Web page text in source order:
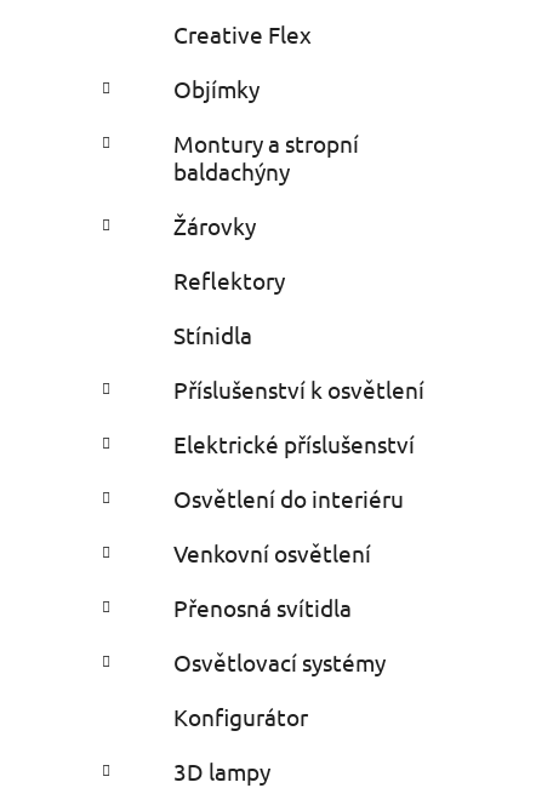
Creative Flex
Objímky
Montury a stropní
baldachýny
Žárovky
Reflektory
Stínidla
Příslušenství k osvětlení
Elektrické příslušenství
Osvětlení do interiéru
Venkovní osvětlení
Přenosná svítidla
Osvětlovací systémy
Konfigurátor
3D lampy